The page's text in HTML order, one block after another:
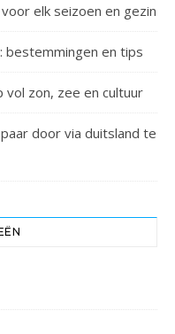
elk seizoen en gezin
bestemmingen en tips
vol zon, zee en cultuur
door via duitsland te